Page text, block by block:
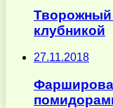
Творожный
клубникой
27.11.2018